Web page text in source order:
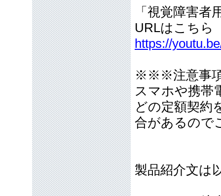
「視覚障害
URLはこちら
https://
※※※注意事
スマホや携帯
どの定額契約
合があるので
製品紹介文は